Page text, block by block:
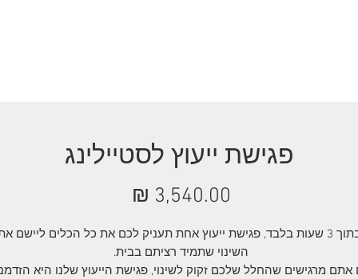
פגישת ייעוץ לסטיילינג
בתוך 3 שעות בלבד, פגישת ייעוץ אחת תעניק לכם את כל הכלים ליישם
השינוי שתמיד רציתם בבית.
אתם מרגישים שהחלל שלכם זקוק לשינוי, פגישת הייעוץ שלנו היא